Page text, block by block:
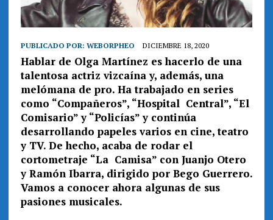
PUBLICADO POR: WEBORPHEO DICIEMBRE 18, 2020
Hablar de Olga Martínez es hacerlo de una
talentosa actriz vizcaína y, además, una
melómana de pro. Ha trabajado en series
como “Compañeros”, “Hospital Central”, “El
Comisario” y “Policías” y continúa
desarrollando papeles varios en cine, teatro
y TV. De hecho, acaba de rodar el
cortometraje “La Camisa” con Juanjo Otero
y Ramón Ibarra, dirigido por Bego Guerrero.
Vamos a conocer ahora algunas de sus
pasiones musicales.